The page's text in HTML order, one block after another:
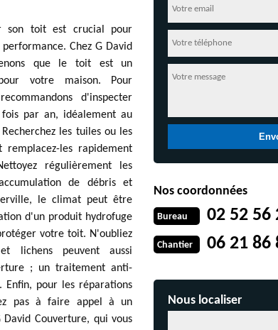
son toit est crucial pour
Chez G David
que le toit est un
votre maison. Pour
d'inspecter
par an, idéalement au
les tuiles ou les
remplacez-les rapidement
régulièrement les
de débris et
le climat peut être
d'un produit hydrofuge
votre toit. N'oubliez
lichens peuvent aussi
; un traitement anti-
Enfin, pour les réparations
pas à faire appel à un
Couverture, qui vous
Nos coordonnées
Bureau 02 52 56
Chantier 06 21 86
Nous localiser